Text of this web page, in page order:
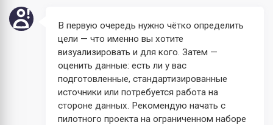
В первую очередь нужно чётко определить
цели — что именно вы хотите
визуализировать и для кого. Затем —
оценить данные: есть ли у вас
подготовленные, стандартизированные
источники или потребуется работа на
стороне данных. Рекомендую начать с
пилотного проекта на ограниченном наборе